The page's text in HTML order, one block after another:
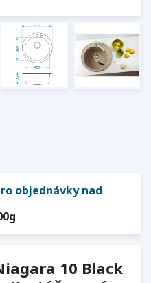
objednávky nad
10 Black